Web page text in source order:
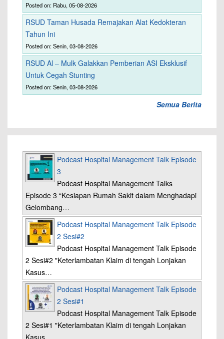
Posted on: Rabu, 05-08-2026
RSUD Taman Husada Remajakan Alat Kedokteran
Tahun Ini
Posted on: Senin, 03-08-2026
RSUD Al – Mulk Galakkan Pemberian ASI Eksklusif
Untuk Cegah Stunting
Posted on: Senin, 03-08-2026
Semua Berita
Podcast Hospital Management Talk Episode
3
Podcast Hospital Management Talks
Episode 3 “Kesiapan Rumah Sakit dalam Menghadapi
Gelombang…
Podcast Hospital Management Talk Episode
2 Sesi#2
Podcast Hospital Management Talk Episode
2 Sesi#2 "Keterlambatan Klaim di tengah Lonjakan
Kasus…
Podcast Hospital Management Talk Episode
2 Sesi#1
Podcast Hospital Management Talk Episode
2 Sesi#1 "Keterlambatan Klaim di tengah Lonjakan
Kasus…